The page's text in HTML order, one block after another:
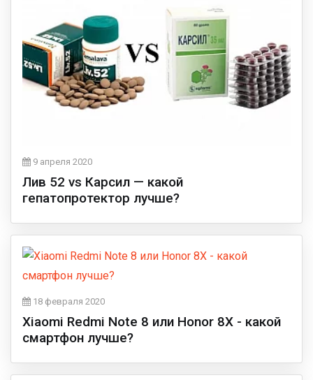
9 апреля 2020
Лив 52 vs Карсил — какой
гепатопротектор лучше?
18 февраля 2020
Xiaomi Redmi Note 8 или Honor 8X - какой
смартфон лучше?